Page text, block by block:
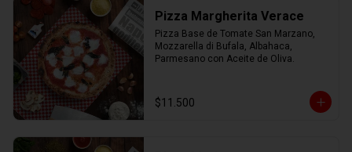
Pizza Margherita Verace
Pizza Base de Tomate San Marzano,
Mozzarella di Bufala, Albahaca,
Parmesano con Aceite de Oliva.
$11.500